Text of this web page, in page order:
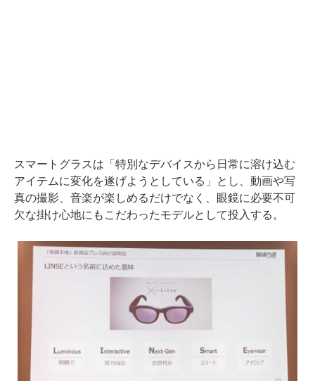
スマートグラスは「特別なデバイスから日常に溶け込む
アイテムに変化を遂げようとしている」とし、動画や写
真の撮影、音楽が楽しめるだけでなく、眼鏡に必要不可
欠な掛け心地にもこだわったモデルとして投入する。